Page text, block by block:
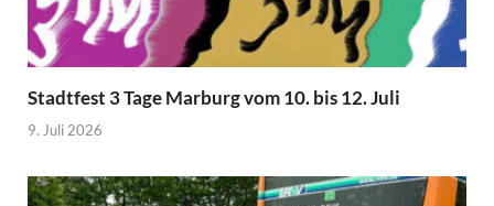
Stadtfest 3 Tage Marburg vom 10. bis 12. Juli
9. Juli 2026